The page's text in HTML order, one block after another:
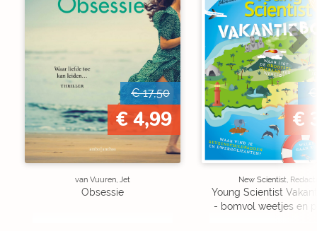
€ 17,50
€ 4,99
van Vuuren, Jet
Obsessie
€
New Scientist,
Young Scientist
- bomvol weetjes en